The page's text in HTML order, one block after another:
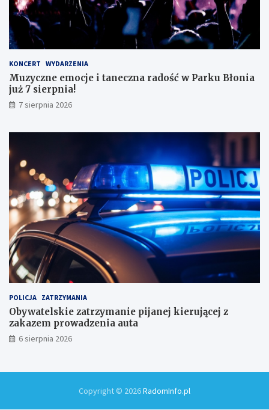
o
n
a
ł
m
i
w
y
k
a
m
KONCERT WYDARZENIA
Muzyczne emocje i taneczna radość w Parku Błonia
już 7 sierpnia!
7 sierpnia 2026
POLICJA ZATRZYMANIA
Obywatelskie zatrzymanie pijanej kierującej z
zakazem prowadzenia auta
6 sierpnia 2026
Copyright © 2026RadomInfo.pl